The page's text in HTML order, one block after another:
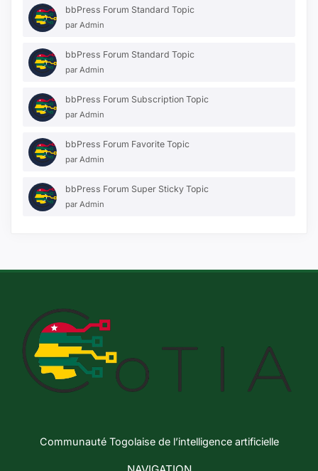
bbPress Forum Standard Topic
par Admin
bbPress Forum Standard Topic
par Admin
bbPress Forum Subscription Topic
par Admin
bbPress Forum Favorite Topic
par Admin
bbPress Forum Super Sticky Topic
par Admin
Communauté Togolaise de l’intelligence artificielle